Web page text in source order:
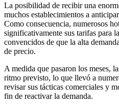
La posibilidad de recibir una
muchos establecimientos a
Como consecuencia, numerosos
significativamente sus tarifas para
convencidos de que la alta
de precio.
A medida que pasaron los meses,
ritmo previsto, lo que llevó a
revisar sus tácticas comerciales y
fin de reactivar la demanda.